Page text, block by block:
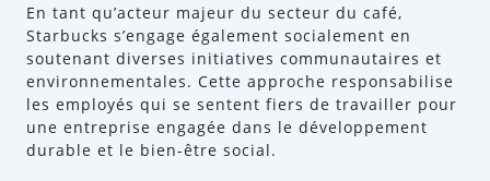
En tant qu’acteur majeur du secteur du café,
Starbucks s’engage également socialement en
soutenant diverses initiatives communautaires et
environnementales. Cette approche responsabilise
les employés qui se sentent fiers de travailler pour
une entreprise engagée dans le développement
durable et le bien-être social.